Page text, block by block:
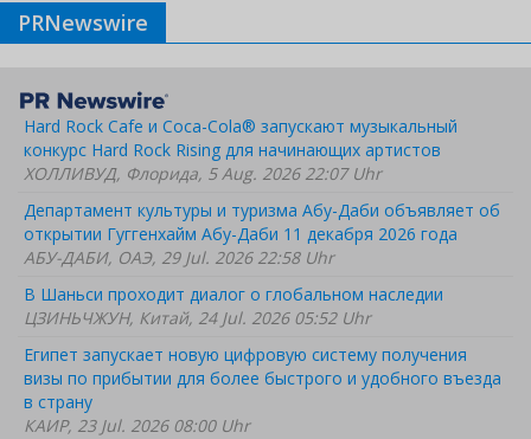
PRNewswire
Hard Rock Cafe и Coca-Cola® запускают музыкальный
конкурс Hard Rock Rising для начинающих артистов
ХОЛЛИВУД, Флорида, 5 Aug. 2026 22:07 Uhr
Департамент культуры и туризма Абу-Даби объявляет об
открытии Гуггенхайм Абу-Даби 11 декабря 2026 года
АБУ-ДАБИ, ОАЭ, 29 Jul. 2026 22:58 Uhr
В Шаньси проходит диалог о глобальном наследии
ЦЗИНЬЧЖУН, Китай, 24 Jul. 2026 05:52 Uhr
Египет запускает новую цифровую систему получения
визы по прибытии для более быстрого и удобного въезда
в страну
КАИР, 23 Jul. 2026 08:00 Uhr